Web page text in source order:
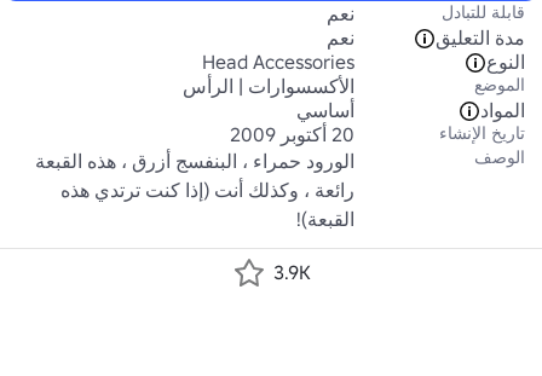
قابلة للتبادل
نعم
مدة التعليق
نعم
النوع
Head Accessories
الموضع
الأكسسوارات | الرأس
المواد
أساسي
تاريخ الإنشاء 20 أكتوبر 2009
الوصف
القبعة)!
3.9K